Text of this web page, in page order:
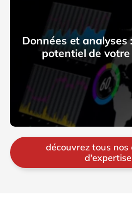
Données et analyses
potentiel de
découvrez tous nos
d'expertise